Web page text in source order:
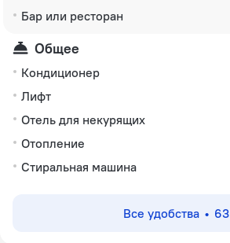
Бар или ресторан
Общее
Кондиционер
Лифт
Отель для некурящих
Отопление
Стиральная машина
Все удобства 63